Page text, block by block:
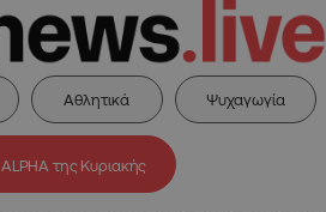
Αθλητικά Ψυχαγωγία
ALPHA της Κυριακής